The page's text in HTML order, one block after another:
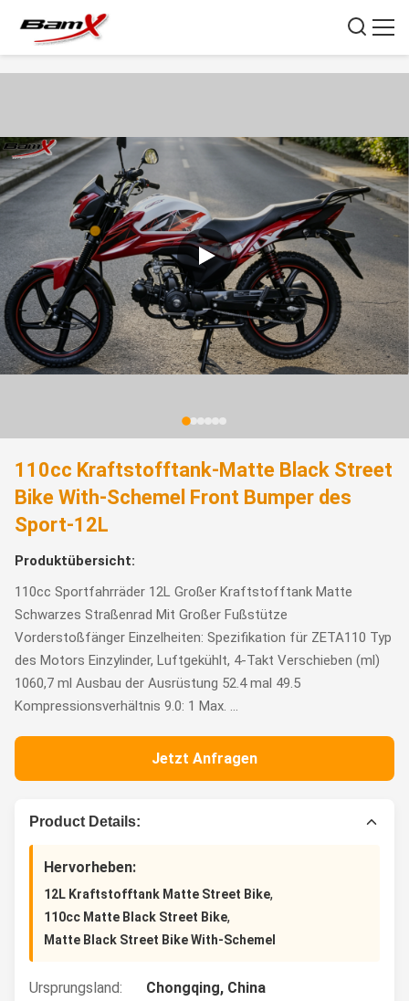
110cc Kraftstofftank-Matte Black Street
Bike With-Schemel Front Bumper des
Sport-12L
Produktübersicht:
110cc Sportfahrräder 12L Großer Kraftstofftank Matte
Schwarzes Straßenrad Mit Großer Fußstütze
Vorderstoßfänger Einzelheiten: Spezifikation für ZETA110 Typ
des Motors Einzylinder, Luftgekühlt, 4-Takt Verschieben (ml)
1060,7 ml Ausbau der Ausrüstung 52.4 mal 49.5
Kompressionsverhältnis 9.0: 1 Max. ...
Jetzt Anfragen
Product Details:
Hervorheben:
12L Kraftstofftank Matte Street Bike,
110cc Matte Black Street Bike,
Matte Black Street Bike With-Schemel
Ursprungsland:
Chongqing, China